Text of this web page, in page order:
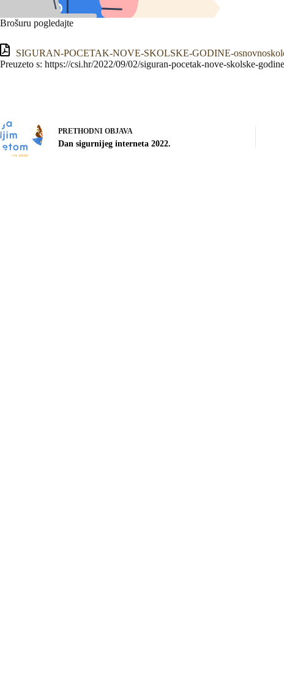
Brošuru pogledajte
SIGURAN-POCETAK-NOVE-SKOLSKE-GODINE-
Preuzeto s: https://csi.hr/2022/09/02/siguran-pocetak-nove-skolske-
PRETHODNI OBJAVA
Dan sigurnijeg interneta 2022.